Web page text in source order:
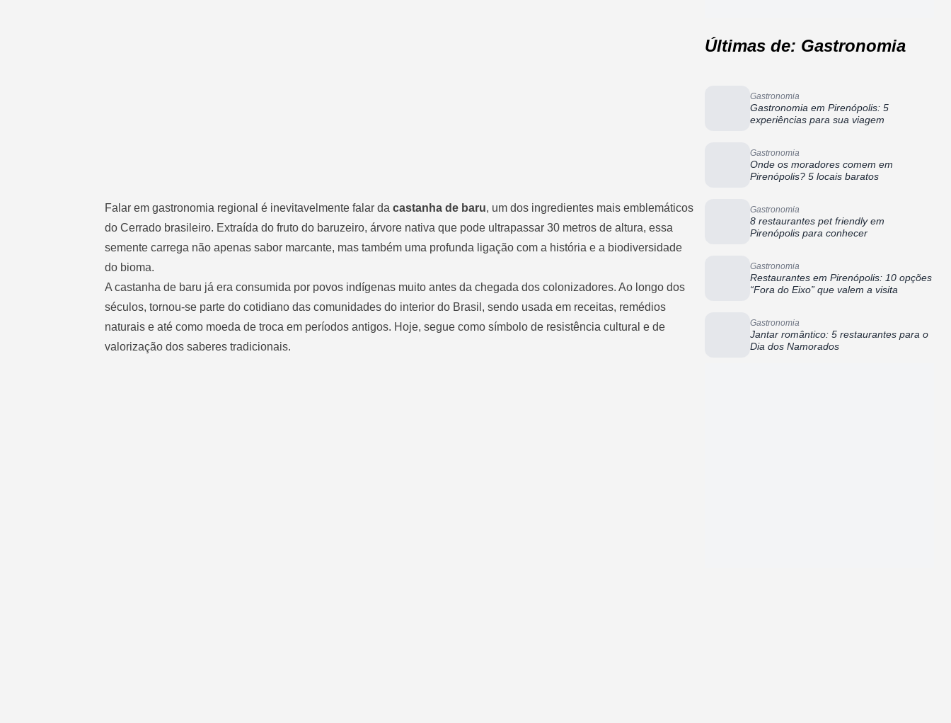
Falar em gastronomia regional é inevitavelmente falar da castanha de baru, um dos ingredientes mais emblemáticos
do Cerrado brasileiro. Extraída do fruto do baruzeiro, árvore nativa que pode ultrapassar 30 metros de altura, essa
semente carrega não apenas sabor marcante, mas também uma profunda ligação com a história e a biodiversidade
do bioma.
A castanha de baru já era consumida por povos indígenas muito antes da chegada dos colonizadores. Ao longo dos
séculos, tornou-se parte do cotidiano das comunidades do interior do Brasil, sendo usada em receitas, remédios
naturais e até como moeda de troca em períodos antigos. Hoje, segue como símbolo de resistência cultural e de
valorização dos saberes tradicionais.
Últimas de: Gastronomia
Gastronomia
Gastronomia em Pirenópolis: 5
experiências para sua viagem
Gastronomia
Onde os moradores comem em
Pirenópolis? 5 locais baratos
Gastronomia
8 restaurantes pet friendly em
Pirenópolis para conhecer
Gastronomia
Restaurantes em Pirenópolis: 10 opções
“Fora do Eixo” que valem a visita
Gastronomia
Jantar romântico: 5 restaurantes para o
Dia dos Namorados